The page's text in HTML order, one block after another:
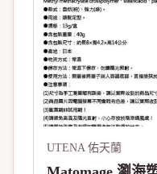
UTENA 佑天蘭